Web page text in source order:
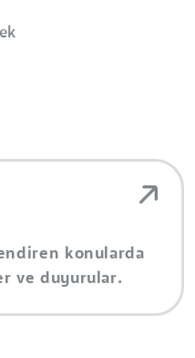
konularda
ve duyurular.